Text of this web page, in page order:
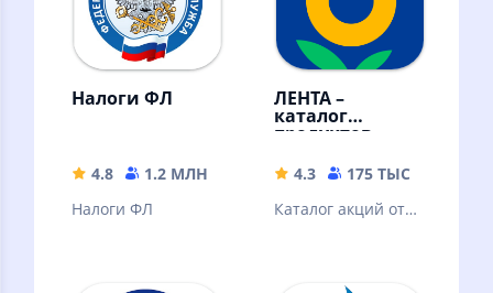
Налоги ФЛ
4.8 1.2 МЛН
115.78 MB
Налоги ФЛ
ЛЕНТА –
каталог
продуктов
4.3 175 ТЫС
Каталог акций от
включено в карту